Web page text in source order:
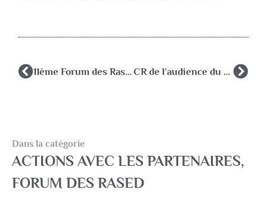
11ème Forum des Rased CR de l’audience du Collectif RASED au MEN le 18 janvier 2023
Dans la catégorie
ACTIONS AVEC LES PARTENAIRES,
FORUM DES RASED